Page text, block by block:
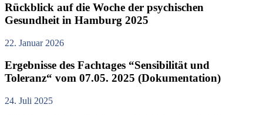
Rückblick auf die Woche der psychischen
Gesundheit in Hamburg 2025
22. Januar 2026
Ergebnisse des Fachtages “Sensibilität und
Toleranz“ vom 07.05. 2025 (Dokumentation)
24. Juli 2025